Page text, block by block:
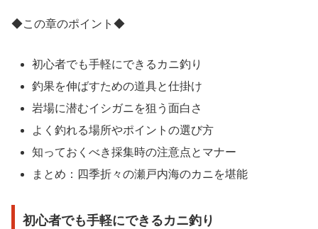
◆この章のポイント◆
初心者でも手軽にできるカニ釣り
釣果を伸ばすための道具と仕掛け
岩場に潜むイシガニを狙う面白さ
よく釣れる場所やポイントの選び方
知っておくべき採集時の注意点とマナー
まとめ：四季折々の瀬戸内海のカニを堪能
初心者でも手軽にできるカニ釣り